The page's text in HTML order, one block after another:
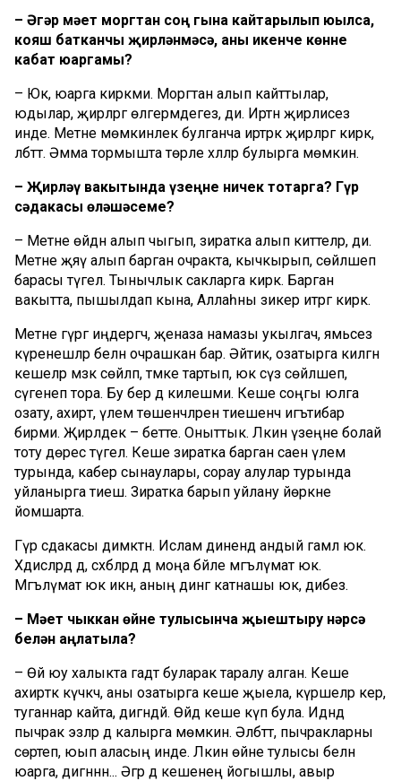
– Әгәр мәет моргтан соң гына кайтарылып юылса,
кояш батканчы җирләнмәсә, аны икенче көнне
кабат юаргамы?
– Юк, юарга кирәкми. Моргтан алып кайттылар,
юдылар, җирләргә өлгермәдегез, ди. Иртән җирлисез
инде. Мәетне мөмкинлек булганча иртәрәк җирләргә кирәк,
әлбәттә. Әмма тормышта төрле хәлләр булырга мөмкин.
– Җирләү вакытында үзеңне ничек тотарга? Гүр
сәдакасы өләшәсеме?
– Мәетне өйдән алып чыгып, зиратка алып киттеләр, ди.
Мәетне җәяү алып барган очракта, кычкырып, сөйләшеп
барасы түгел. Тынычлык сакларга кирәк. Барган
вакытта, пышылдап кына, Аллаһны зикер итәргә кирәк.
Мәетне гүргә иңдергәч, җеназа намазы укылгач, ямьсез
күренешләр белән очрашкан бар. Әйтик, озатырга килгән
кешеләр мәзәк сөйләп, тәмәке тартып, юк сүз сөйләшеп,
сүгенеп тора. Бу бер дә килешми. Кеше соңгы юлга
озату, ахирәт, үлем төшенчәләренә тиешенчә игътибар
бирми. Җирләдек – бетте. Оныттык. Ләкин үзеңне болай
тоту дөрес түгел. Кеше зиратка барган саен үлем
турында, кабер сынаулары, сорау алулар турында
уйланырга тиеш. Зиратка барып уйлану йөрәкне
йомшарта.
Гүр сәдакасы димәктән. Ислам динендә андый гамәл юк.
Хәдисләрдә дә, сәхәбәләрдә дә моңа бәйле мәгълүмат юк.
Мәгълүмат юк икән, аның дингә катнашы юк, дибез.
– Мәет чыккан өйне тулысынча җыештыру нәрсә
белән аңлатыла?
– Өй юу халыкта гадәт буларак таралу алган. Кеше
ахирәткә күчкәч, аны озатырга кеше җыела, күршеләр керә,
туганнар кайта, дигәндәй. Өйдә кеше күп була. Идәндә
пычрак эзләр дә калырга мөмкин. Әлбәттә, пычракларны
сөртеп, юып аласың инде. Ләкин өйне тулысы белән
юарга, дигәннән... Әгәр дә кешенең йогышлы, авыр